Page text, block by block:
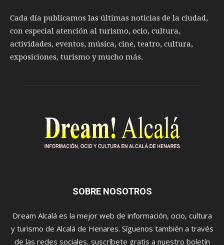
Cada día publicamos las últimas noticias de la ciudad,
con especial atención al turismo, ocio, cultura,
actividades, eventos, música, cine, teatro, cultura,
exposiciones, turismo y mucho más.
SOBRE NOSOTROS
Dream Alcalá es la mejor web de información, ocio, cultura
y turismo de Alcalá de Henares. Síguenos también a través
de las redes sociales, suscríbete gratis a nuestro boletín